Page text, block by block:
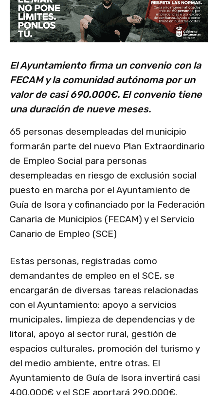
El Ayuntamiento firma un convenio con la
FECAM y la comunidad autónoma por un
valor de casi 690.000€. El convenio tiene
una duración de nueve meses.
65 personas desempleadas del municipio
formarán parte del nuevo Plan Extraordinario
de Empleo Social para personas
desempleadas en riesgo de exclusión social
puesto en marcha por el Ayuntamiento de
Guía de Isora y cofinanciado por la Federación
Canaria de Municipios (FECAM) y el Servicio
Canario de Empleo (SCE)
Estas personas, registradas como
demandantes de empleo en el SCE, se
encargarán de diversas tareas relacionadas
con el Ayuntamiento: apoyo a servicios
municipales, limpieza de dependencias y de
litoral, apoyo al sector rural, gestión de
espacios culturales, promoción del turismo y
del medio ambiente, entre otras. El
Ayuntamiento de Guía de Isora invertirá casi
400.000€ y el SCE aportará 290.000€.